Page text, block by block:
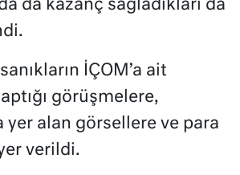
da kazanç sağladıkları da
İÇOM’a ait
görüşmelere,
yer alan görsellere ve para
verildi.